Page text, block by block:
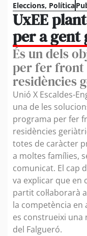
Eleccions, Política
UxEE
per a gent
És un dels
per fer front
residències
Unió X Escaldes-
una de les
programa per fer
residències
totes de caràcter
a moltes famílies,
comunicat. El cap
va explicar que en
partit col·laborarà
la competència en
es construeixi una
del Falgueró.